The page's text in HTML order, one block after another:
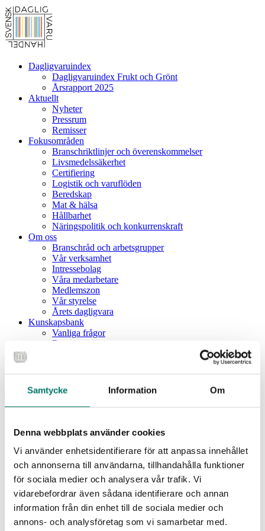
Samtycke Information Om
Denna webbplats använder cookies
Vi använder enhetsidentifierare för att anpassa innehållet
och annonserna till användarna, tillhandahålla funktioner
för sociala medier och analysera vår trafik. Vi
vidarebefordrar även sådana identifierare och annan
information från din enhet till de sociala medier och
annons- och analysföretag som vi samarbetar med.
Dagligvaruindex
Dagligvaruindex Frukt och Grönt
Årsrapport 2025
Aktuellt
Nyheter
Pressrum
Remisser
Fokusområden
Branschriktlinjer och överenskommelser
Livsmedelssäkerhet
Certifiering
Logistik och varuflöden
Beredskap
Mat & hälsa
Hållbarhet
Näringspolitik och konkurrenskraft
Om oss
Branschråd och arbetsgrupper
Vår verksamhet
Intressebolag
Våra medarbetare
Medlemszon
Vår styrelse
Årets dagligvara
Kunskapsbank
Vanliga frågor
Rapporter
Moms på livsmedel
Dagligvaruindex Frukt och Grönt
Årsrapport 2025
Aktuellt
Nyheter
Pressrum
Remisser
Fokusområden
Branschriktlinjer och överenskommelser
Livsmedelssäkerhet